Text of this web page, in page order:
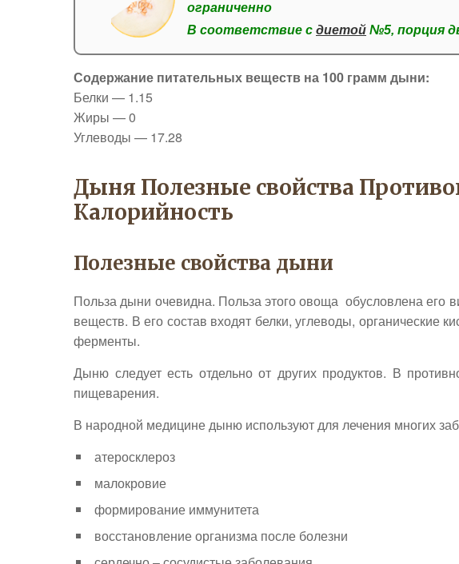
ограниченно
В соответствие с диетой №5, порция
Содержание питательных веществ на 100 грамм дыни:
Белки — 1.15
Жиры — 0
Углеводы — 17.28
Дыня Полезные свойства
Калорийность
Полезные свойства дыни
Польза дыни очевидна. Польза этого овоща обусловлена его
веществ. В его состав входят белки, углеводы,
ферменты.
Дыню следует есть отдельно от других продуктов. В
пищеварения.
В народной медицине дыню используют для лечения многих
атеросклероз
малокровие
формирование иммунитета
восстановление организма после болезни